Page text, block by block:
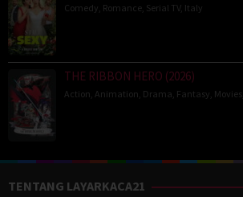
Comedy Romance Serial TV, Italy
THE RIBBON HERO (2026)
Action Animation Drama Fantasy Movies
TENTANG LAYARKACA21